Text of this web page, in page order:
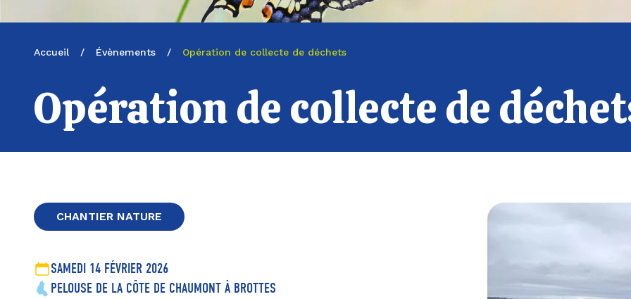
Accueil / Évènements / Opération de collecte de déchets
Opération de collecte de
CHANTIER NATURE
SAMEDI 14 FÉVRIER 2026
PELOUSE DE LA CÔTE DE CHAUMONT À BROTTES